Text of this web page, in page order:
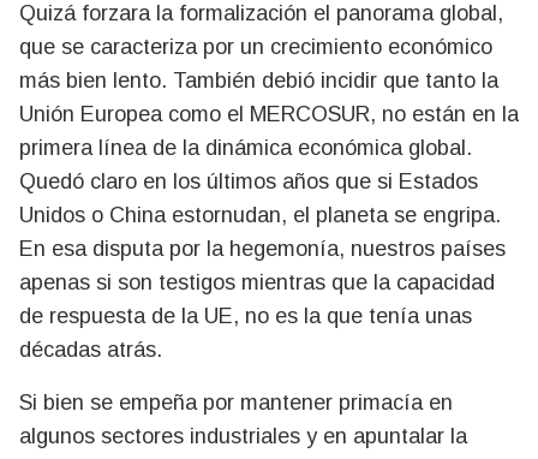
Quizá forzara la formalización el panorama global,
que se caracteriza por un crecimiento económico
más bien lento. También debió incidir que tanto la
Unión Europea como el MERCOSUR, no están en la
primera línea de la dinámica económica global.
Quedó claro en los últimos años que si Estados
Unidos o China estornudan, el planeta se engripa.
En esa disputa por la hegemonía, nuestros países
apenas si son testigos mientras que la capacidad
de respuesta de la UE, no es la que tenía unas
décadas atrás.
Si bien se empeña por mantener primacía en
algunos sectores industriales y en apuntalar la